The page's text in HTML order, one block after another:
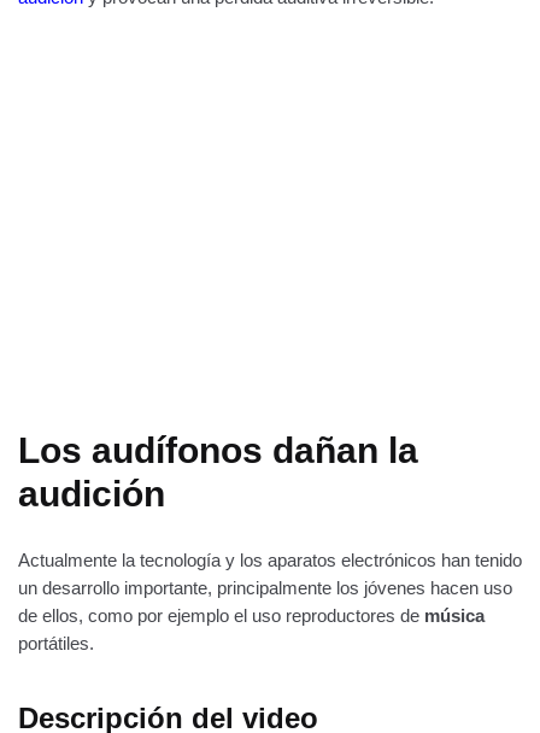
Los audífonos dañan la
audición
Actualmente la tecnología y los aparatos electrónicos han tenido
un desarrollo importante, principalmente los jóvenes hacen uso
de ellos, como por ejemplo el uso reproductores de música
portátiles.
Descripción del video